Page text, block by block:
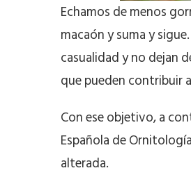
Echamos de menos
macaón y suma y
casualidad y no dejan
que pueden contribuir
Con ese objetivo, a
Española de
alterada.